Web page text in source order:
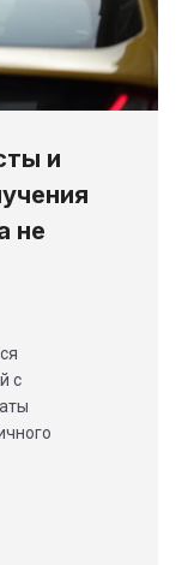
и
не
с